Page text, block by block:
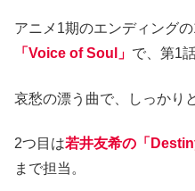
アニメ1期のエンディング
「Voice of Soul」 で、第1
哀愁の漂う曲で、しっかり
2つ目は若井友希の「
まで担当。